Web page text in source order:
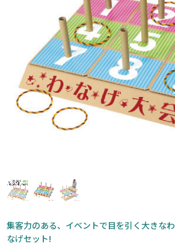
集客力のある、イベントで目を引く大きなわ
なげセット!